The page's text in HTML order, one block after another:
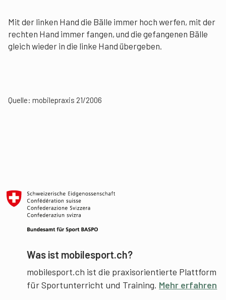
Mit der linken Hand die Bälle immer hoch werfen, mit der
rechten Hand immer fangen, und die gefangenen Bälle
gleich wieder in die linke Hand übergeben.
Quelle: mobilepraxis 21/2006
Was ist mobilesport.ch?
mobilesport.ch ist die praxisorientierte Plattform
für Sportunterricht und Training. Mehr erfahren